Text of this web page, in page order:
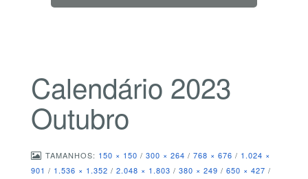
Calendário 2023
Outubro
TAMANHOS: 150 × 150 / 300 × 264 / 768 × 676 / 1.024 ×
901 / 1.536 × 1.352 / 2.048 × 1.803 / 380 × 249 / 650 × 427 /